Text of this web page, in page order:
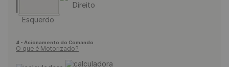
Esquerdo
Direito
4 - Acionamento do Comando
O que é Motorizado?